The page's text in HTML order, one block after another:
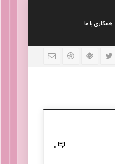
همکاری با ما
روانشناسی 9 سال قبل
0